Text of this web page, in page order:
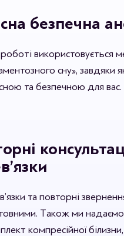
безпечна
використовується
сну», завдяки
та безпечною для вас.
та повторні
Також ми
компресійної